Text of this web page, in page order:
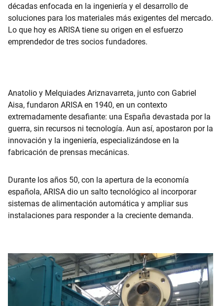
décadas enfocada en la ingeniería y el desarrollo de
soluciones para los materiales más exigentes del mercado.
Lo que hoy es ARISA tiene su origen en el esfuerzo
emprendedor de tres socios fundadores.
Anatolio y Melquiades Ariznavarreta, junto con Gabriel
Aisa, fundaron ARISA en 1940, en un contexto
extremadamente desafiante: una España devastada por la
guerra, sin recursos ni tecnología. Aun así, apostaron por la
innovación y la ingeniería, especializándose en la
fabricación de prensas mecánicas.
Durante los años 50, con la apertura de la economía
española, ARISA dio un salto tecnológico al incorporar
sistemas de alimentación automática y ampliar sus
instalaciones para responder a la creciente demanda.